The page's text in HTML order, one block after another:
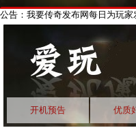
公告：我要传奇发布网每日为玩
开机预告 优质